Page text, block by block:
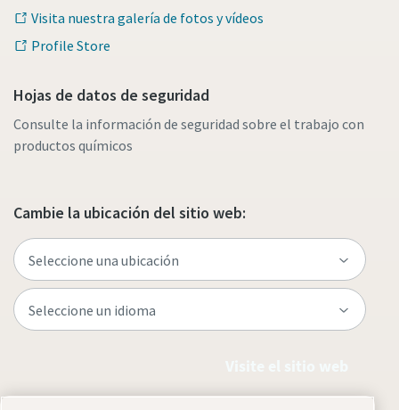
Visita nuestra galería de fotos y vídeos
Profile Store
Hojas de datos de seguridad
Consulte la información de seguridad sobre el trabajo con
productos químicos
Cambie la ubicación del sitio web: